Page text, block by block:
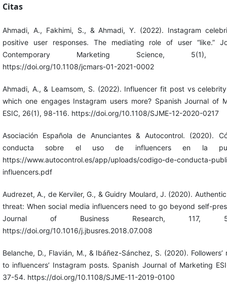
Citas
Ahmadi, A., Fakhimi, S., & Ahmadi, Y. (2022). Instagram
positive user responses. The mediating role of user “like.”
Contemporary Marketing Science, 5(1),
https://doi.org/10.1108/jcmars-01-2021-0002
Ahmadi, A., & Leamsom, S. (2022). Influencer fit post vs
which one engages Instagram users more? Spanish Journal of
ESIC, 26(1), 98-116. https://doi.org/10.1108/SJME-12-2020-0217
Asociación Española de Anunciantes & Autocontrol. (2020).
conducta sobre el uso de influencers en la
https://www.autocontrol.es/app/uploads/codigo-de-conducta-
influencers.pdf
Audrezet, A., de Kerviler, G., & Guidry Moulard, J. (2020).
threat: When social media influencers need to go beyond self-
Journal of Business Research, 117,
https://doi.org/10.1016/j.jbusres.2018.07.008
Belanche, D., Flavián, M., & Ibáñez-Sánchez, S. (2020). Followers’
to influencers’ Instagram posts. Spanish Journal of Marketing
37-54. https://doi.org/10.1108/SJME-11-2019-0100